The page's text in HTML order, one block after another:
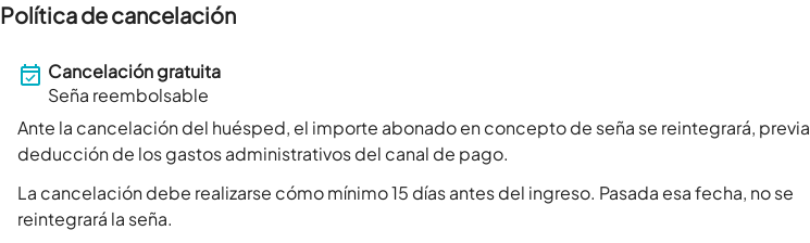
Política de cancelación
Cancelación gratuita
Seña reembolsable
Ante la cancelación del huésped, el importe abonado en concepto de seña se reintegrará, previa
deducción de los gastos administrativos del canal de pago.
La cancelación debe realizarse cómo mínimo 15 días antes del ingreso. Pasada esa fecha, no se
reintegrará la seña.